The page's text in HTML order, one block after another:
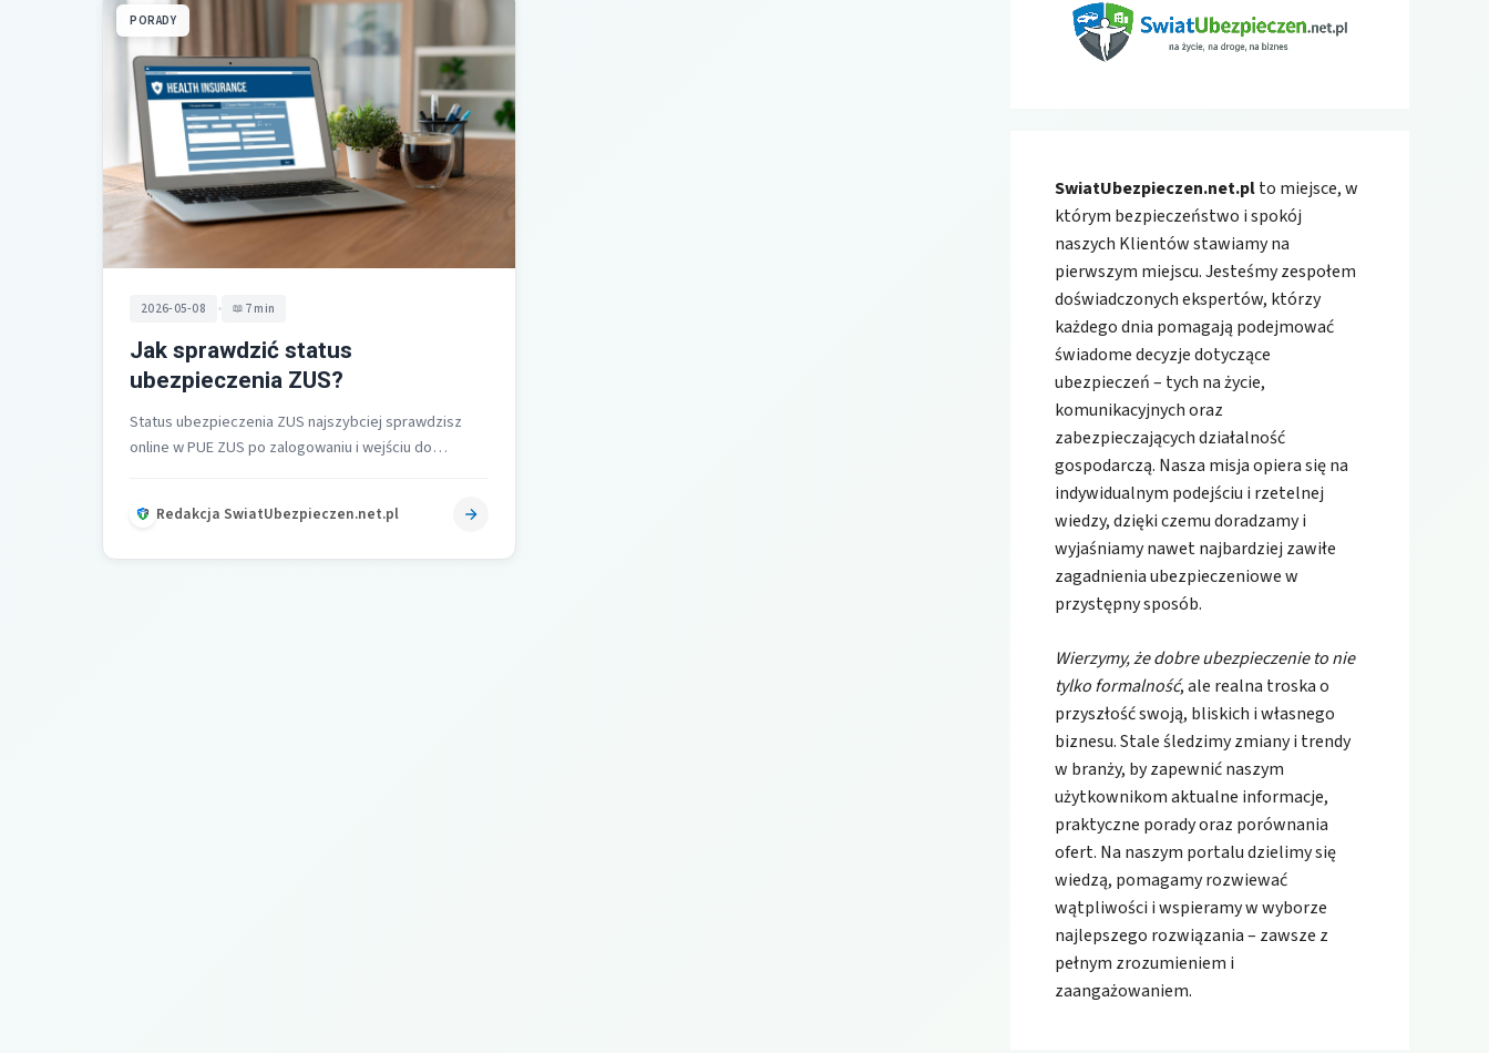
PORADY
2026-05-08 • 7 min
Jak sprawdzić status
ubezpieczenia ZUS?
Status ubezpieczenia ZUS najszybciej sprawdzisz
online w PUE ZUS po zalogowaniu i wejściu do
Redakcja SwiatUbezpieczen.net.pl
SwiatUbezpieczen.net.plto miejsce, w
którym bezpieczeństwo i spokój
naszych Klientów stawiamy na
pierwszym miejscu. Jesteśmy zespołem
doświadczonych ekspertów, którzy
każdego dnia pomagają podejmować
świadome decyzje dotyczące
ubezpieczeń – tych na życie,
komunikacyjnych oraz
zabezpieczających działalność
gospodarczą. Nasza misja opiera się na
indywidualnym podejściu i rzetelnej
wiedzy, dzięki czemu doradzamy i
wyjaśniamy nawet najbardziej zawiłe
zagadnienia ubezpieczeniowe w
przystępny sposób.
Wierzymy, że dobre ubezpieczenie to nie
tylko formalność, ale realna troska o
przyszłość swoją, bliskich i własnego
biznesu. Stale śledzimy zmiany i trendy
w branży, by zapewnić naszym
użytkownikom aktualne informacje,
praktyczne porady oraz porównania
ofert. Na naszym portalu dzielimy się
wiedzą, pomagamy rozwiewać
wątpliwości i wspieramy w wyborze
najlepszego rozwiązania – zawsze z
pełnym zrozumieniem i
zaangażowaniem.